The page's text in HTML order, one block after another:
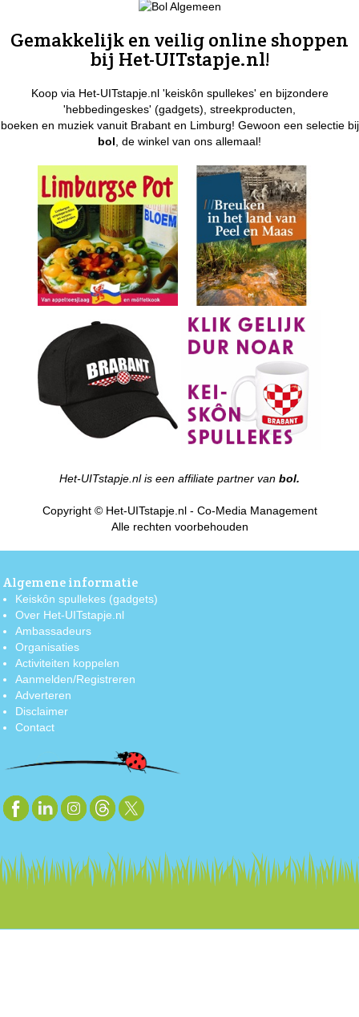
Gemakkelijk en veilig online shoppen
bij Het-UITstapje.nl!
Koop via Het-UITstapje.nl 'keiskôn spullekes' en bijzondere
'hebbedingeskes' (gadgets), streekproducten,
boeken en muziek vanuit Brabant en Limburg! Gewoon een selectie bij
bol , de winkel van ons allemaal!
Het-UITstapje.nl is een affiliate partner van bol.
Copyright © Het-UITstapje.nl - Co-Media Management
Alle rechten voorbehouden
Algemene informatie
Keiskôn spullekes (gadgets)
Over Het-UITstapje.nl
Ambassadeurs
Organisaties
Activiteiten koppelen
Aanmelden/Registreren
Adverteren
Disclaimer
Contact